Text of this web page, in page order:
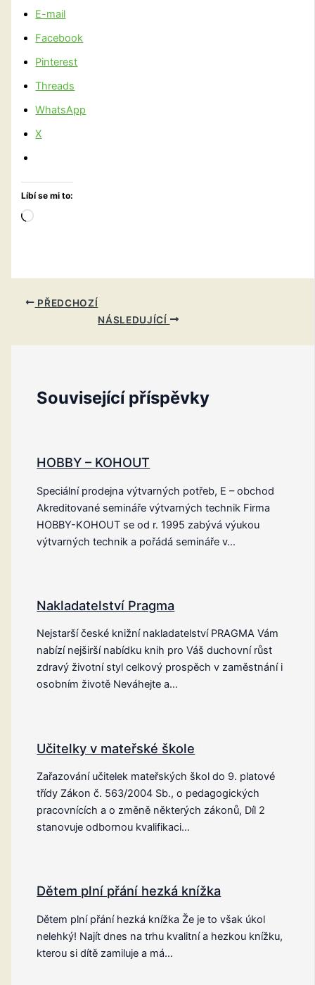
E-mail
Facebook
Pinterest
Threads
WhatsApp
X
Líbí se mi to:
Načítání…
PŘEDCHOZÍ
NÁSLEDUJÍCÍ
Související příspěvky
HOBBY – KOHOUT
Speciální prodejna výtvarných potřeb, E – obchod
Akreditované semináře výtvarných technik Firma
HOBBY-KOHOUT se od r. 1995 zabývá výukou
výtvarných technik a pořádá semináře v…
Nakladatelství Pragma
Nejstarší české knižní nakladatelství PRAGMA Vám
nabízí nejširší nabídku knih pro Váš duchovní růst
zdravý životní styl celkový prospěch v zaměstnání i
osobním životě Neváhejte a…
Učitelky v mateřské škole
Zařazování učitelek mateřských škol do 9. platové
třídy Zákon č. 563/2004 Sb., o pedagogických
pracovnících a o změně některých zákonů, Díl 2
stanovuje odbornou kvalifikaci…
Dětem plní přání hezká knížka
Dětem plní přání hezká knížka Že je to však úkol
nelehký! Najít dnes na trhu kvalitní a hezkou knížku,
kterou si dítě zamiluje a má…